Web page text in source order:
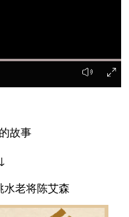
故事
水老将陈艾森